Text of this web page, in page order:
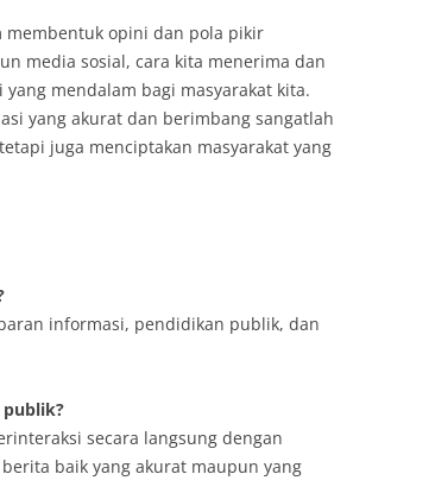
membentuk opini dan pola pikir
media sosial, cara kita menerima dan
mendalam bagi masyarakat kita.
yang akurat dan berimbang sangatlah
juga menciptakan masyarakat yang
informasi, pendidikan publik, dan
publik?
secara langsung dengan
baik yang akurat maupun yang